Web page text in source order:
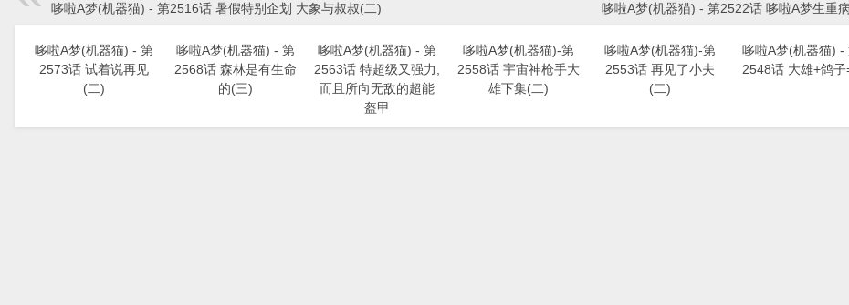
哆啦A梦(机器猫) - 第2516话 暑假特别企划 大象与叔叔(二)
哆啦A梦(机器猫) - 第2522话 哆啦A梦生重
哆啦A梦(机器猫) - 第
2573话 试着说再见
(二)
哆啦A梦(机器猫) - 第
2568话 森林是有生命
的(三)
哆啦A梦(机器猫) - 第
2563话 特超级又强力,
而且所向无敌的超能
盔甲
哆啦A梦(机器猫)-第
2558话 宇宙神枪手大
雄下集(二)
哆啦A梦(机器猫)-第
2553话 再见了小夫
(二)
哆啦A梦(机器猫) -
2548话 大雄+鸽子